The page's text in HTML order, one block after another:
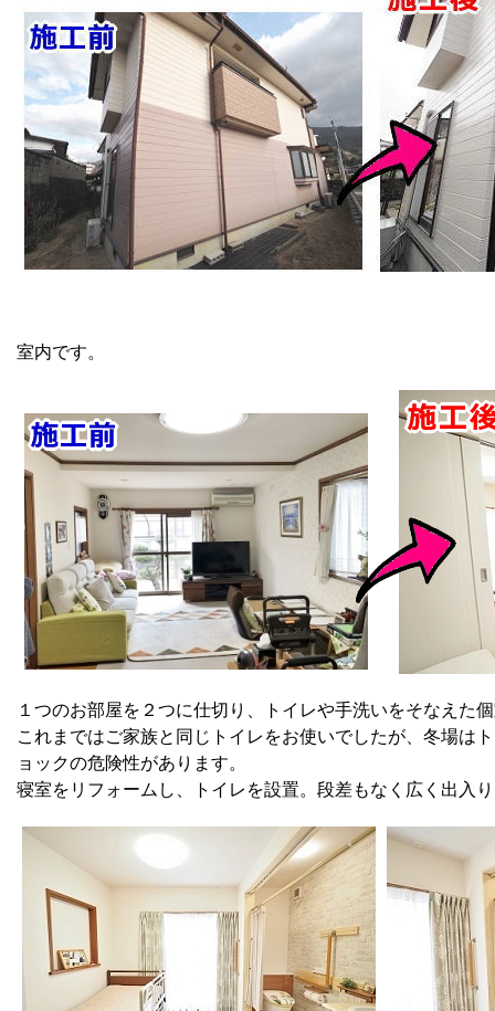
室内です。
１つのお部屋を２つに仕切り、トイレや手洗いをそなえた
これまではご家族と同じトイレをお使いでしたが、冬場は
ョックの危険性があります。
寝室をリフォームし、トイレを設置。段差もなく広く出入